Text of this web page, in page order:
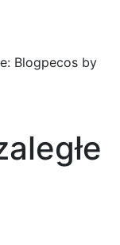
Blogpecos by